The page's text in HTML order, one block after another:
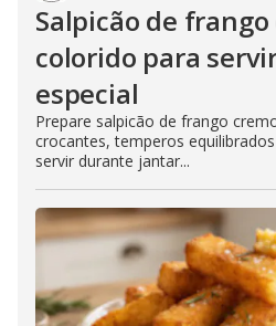
Salpicão de
colorido para
especial
Prepare salpicão de frango
crocantes, temperos
servir durante jantar...